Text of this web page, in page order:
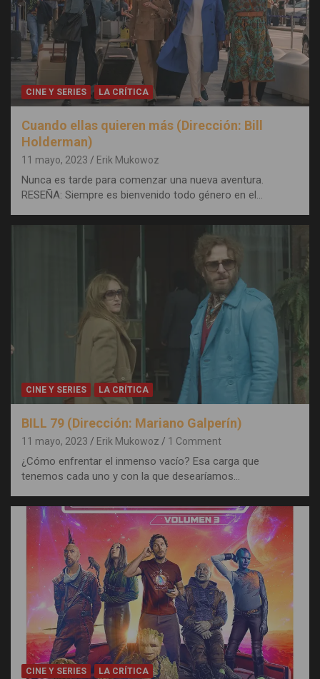
CINE Y SERIES LA CRÍTICA
Cuando ellas quieren más (Dirección: Bill
Holderman)
11 mayo, 2023 Erik Mukowoz
Nunca es tarde para comenzar una nueva aventura.
RESEÑA: Siempre es bienvenido todo género en el…
CINE Y SERIES LA CRÍTICA
BILL 79 (Dirección: Mariano Galperín)
11 mayo, 2023 Erik Mukowoz 1 Comment
¿Cómo enfrentar el inmenso vacío? Esa carga que
tenemos cada uno y con la que desearíamos…
CINE Y SERIES LA CRÍTICA